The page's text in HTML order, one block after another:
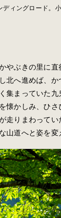
ディングロード。
やぶきの里に直
北へ進めば、
集まっていた九
懐かしみ、ひ
走りまわって
山道へと姿を変